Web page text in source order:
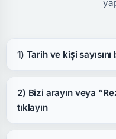
1) Tarih ve kişi
2) Bizi arayın veya
tıklayın